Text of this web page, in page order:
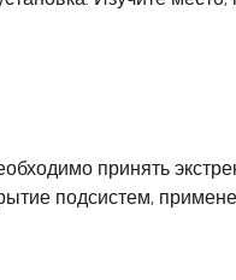
принять
подсистем,